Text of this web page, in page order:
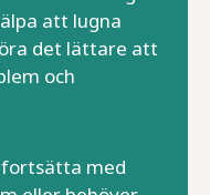
att lugna
det lättare att
och
med